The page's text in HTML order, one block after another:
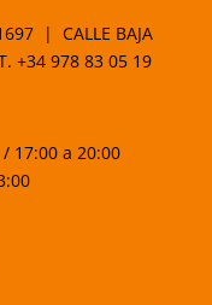
| CALLE BAJA
+34 978 83 05 19
17:00 a 20:00